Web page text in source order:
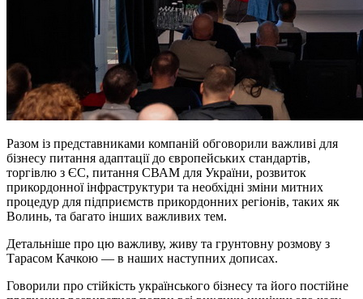
Разом із представниками компаній обговорили важливі для
бізнесу питання адаптації до європейських стандартів,
торгівлю з ЄС, питання СВАМ для України, розвиток
прикордонної інфраструктури та необхідні зміни митних
процедур для підприємств прикордонних регіонів, таких як
Волинь, та багато інших важливих тем.
Детальніше про цю важливу, живу та грунтовну розмову з
Тарасом Качкою — в наших наступних дописах.
Говорили про стійкість українського бізнесу та його постійне